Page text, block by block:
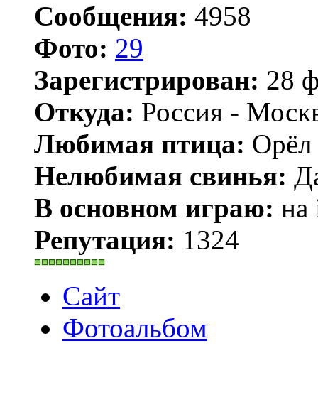
Сообщения: 4958
Фото: 29
Зарегистрирован: 28
Откуда: Россия -
Любимая птица:
Нелюбимая свинья:
В основном играю: на
Репутация: 1324
Сайт
Фотоальбом